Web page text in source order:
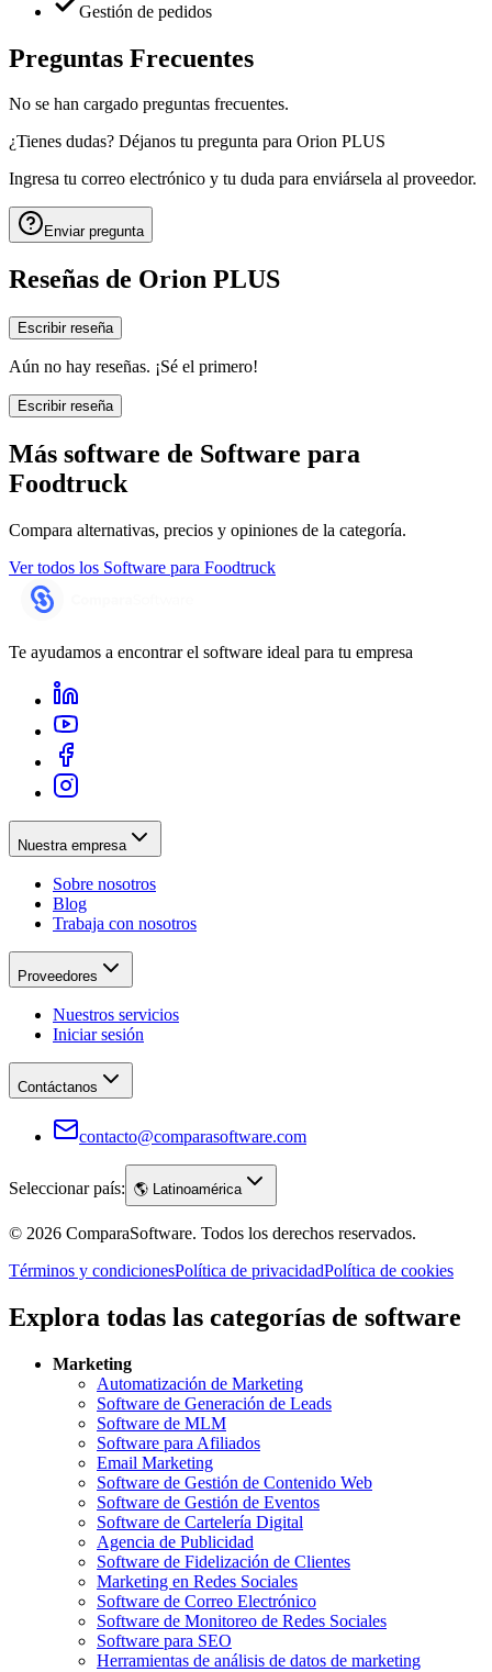
Gestión de pedidos
Preguntas Frecuentes
No se han cargado preguntas frecuentes.
¿Tienes dudas? Déjanos tu pregunta para Orion PLUS
Ingresa tu correo electrónico y tu duda para enviársela al proveedor.
Enviar pregunta
Reseñas de Orion PLUS
Escribir reseña
Aún no hay reseñas. ¡Sé el primero!
Escribir reseña
Más software de Software para
Foodtruck
Compara alternativas, precios y opiniones de la categoría.
Ver todos los Software para Foodtruck
Te ayudamos a encontrar el software ideal para tu empresa
Nuestra empresa
Sobre nosotros
Blog
Trabaja con nosotros
Proveedores
Nuestros servicios
Iniciar sesión
Contáctanos
contacto@comparasoftware.com
Seleccionar país: 🌎 Latinoamérica
© 2026 ComparaSoftware. Todos los derechos reservados.
Términos y condicionesPolítica de privacidadPolítica de cookies
Explora todas las categorías de software
Marketing
Automatización de Marketing
Software de Generación de Leads
Software de MLM
Software para Afiliados
Email Marketing
Software de Gestión de Contenido Web
Software de Gestión de Eventos
Software de Cartelería Digital
Agencia de Publicidad
Software de Fidelización de Clientes
Marketing en Redes Sociales
Software de Correo Electrónico
Software de Monitoreo de Redes Sociales
Software para SEO
Herramientas de análisis de datos de marketing